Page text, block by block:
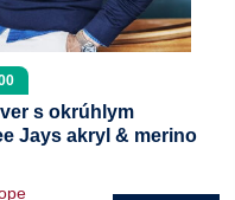
s okrúhlym
Jays akryl & merino